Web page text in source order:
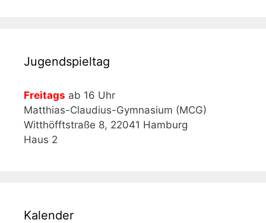
Jugendspieltag
Freitags ab 16 Uhr
Matthias-Claudius-Gymnasium (MCG)
Witthöfftstraße 8, 22041 Hamburg
Haus 2
Kalender